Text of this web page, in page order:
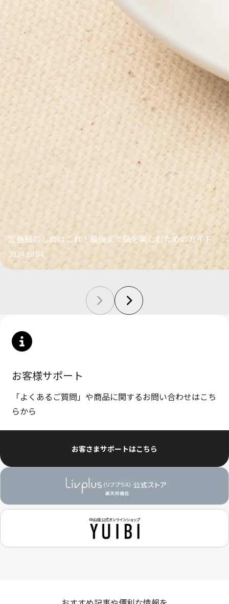
定番鍋のしめはこれ！最後まで鍋を楽しむためのガイド
2024.10.04
お客様サポート
「よくあるご質問」や商品に関するお問い合わせはこち
らから
お客さまサポートはこちら